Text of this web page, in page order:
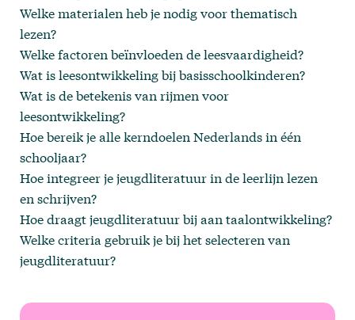
Welke materialen heb je nodig voor thematisch
lezen?
Welke factoren beïnvloeden de leesvaardigheid?
Wat is leesontwikkeling bij basisschoolkinderen?
Wat is de betekenis van rijmen voor
leesontwikkeling?
Hoe bereik je alle kerndoelen Nederlands in één
schooljaar?
Hoe integreer je jeugdliteratuur in de leerlijn lezen
en schrijven?
Hoe draagt jeugdliteratuur bij aan taalontwikkeling?
Welke criteria gebruik je bij het selecteren van
jeugdliteratuur?